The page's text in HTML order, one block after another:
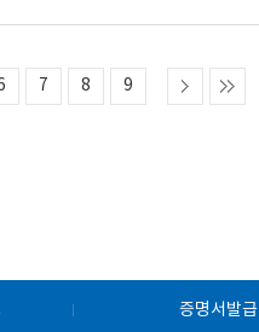
7 8 9
증명서발급